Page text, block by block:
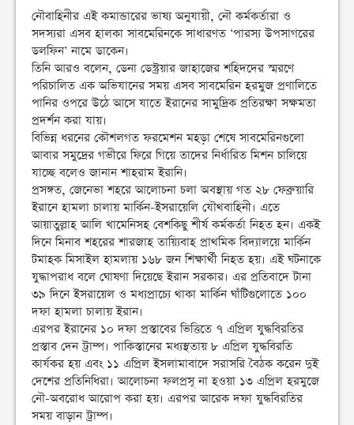
নৌবাহিনীর এই কমান্ডারের ভাষ্য অনুযায়ী, নৌ কর্মকর্তারা ও
সদস্যরা এসব হালকা সাবমেরিনকে সাধারণত ‘পারস্য উপসাগরের
ডলফিন’ নামে ডাকেন।
তিনি আরও বলেন, ডেনা ডেস্ট্রয়ার জাহাজের শহিদদের স্মরণে
পরিচালিত এক অভিযানের সময় এসব সাবমেরিন হরমুজ প্রণালিতে
পানির ওপরে উঠে আসে যাতে ইরানের সামুদ্রিক প্রতিরক্ষা সক্ষমতা
প্রদর্শন করা যায়।
বিভিন্ন ধরনের কৌশলগত ফরমেশন মহড়া শেষে সাবমেরিনগুলো
আবার সমুদ্রের গভীরে ফিরে গিয়ে তাদের নির্ধারিত মিশন চালিয়ে
যাচ্ছে বলেও জানান শাহরাম ইরানি।
প্রসঙ্গত, জেনেভা শহরে আলোচনা চলা অবস্থায় গত ২৮ ফেব্রুয়ারি
ইরানে হামলা চালায় মার্কিন-ইসরায়েলি যৌথবাহিনী। এতে
আয়াতুল্লাহ আলি খামেনিসহ বেশকিছু শীর্ষ কর্মকর্তা নিহত হন। একই
দিনে মিনাব শহরের শারজাহ তায়্যিবাহ প্রাথমিক বিদ্যালয়ে মার্কিন
টমাহক মিসাইল হামলায় ১৬৮ জন শিক্ষার্থী নিহত হয়। এই ঘটনাকে
যুদ্ধাপরাধ বলে ঘোষণা দিয়েছে ইরান সরকার। এর প্রতিবাদে টানা
৩৯ দিনে ইসরায়েল ও মধ্যপ্রাচ্যে থাকা মার্কিন ঘাঁটিগুলোতে ১০০
দফা হামলা চালায় ইরান।
এরপর ইরানের ১০ দফা প্রস্তাবের ভিত্তিতে ৭ এপ্রিল যুদ্ধবিরতির
প্রস্তাব দেন ট্রাম্প। পাকিস্তানের মধ্যস্থতায় ৮ এপ্রিল যুদ্ধবিরতি
কার্যকর হয় এবং ১১ এপ্রিল ইসলামাবাদে সরাসরি বৈঠক করেন দুই
দেশের প্রতিনিধিরা। আলোচনা ফলপ্রসূ না হওয়া ১৩ এপ্রিল হরমুজে
নৌ-অবরোধ আরোপ করা হয়। এরপর আরেক দফা যুদ্ধবিরতির
সময় বাড়ান ট্রাম্প।